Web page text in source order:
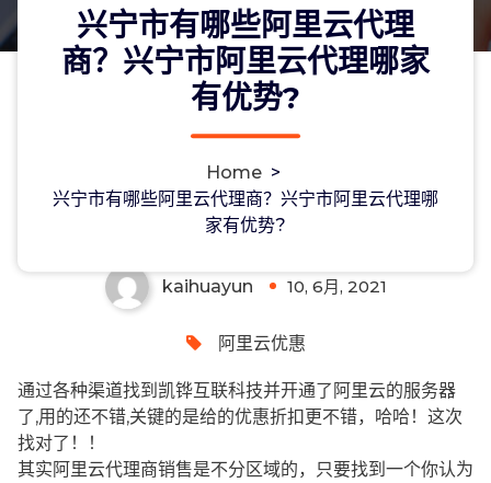
兴宁市有哪些阿里云代理
商？兴宁市阿里云代理哪家
有优势?
Home >
兴宁市有哪些阿里云代理商？兴宁市阿里云代理哪
家有优势?
里云代理哪家有优势?
kaihuayun 10, 6月, 2021
阿里云优惠
通过各种渠道找到凯铧互联科技并开通了阿里云的服务器
了,用的还不错,关键的是给的优惠折扣更不错，哈哈！这次
找对了！！
其实阿里云代理商销售是不分区域的，只要找到一个你认为